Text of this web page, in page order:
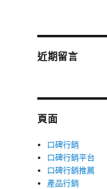
近期留言
頁面
口碑行銷
口碑行銷平台
口碑行銷推薦
產品行銷